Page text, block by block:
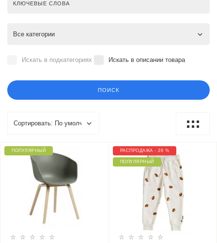
Искать в подкатегориях Искать в описании товара
ПОПУЛЯРНЫЙ РАСПРОДАЖА - 26 %
ПОПУЛЯРНЫЙ